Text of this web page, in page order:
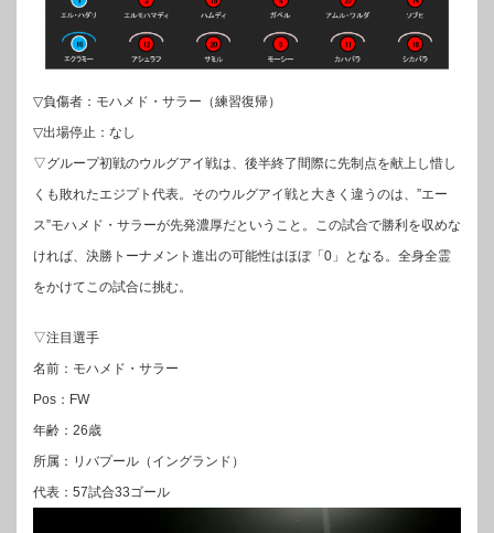
▽負傷者：モハメド・サラー（練習復帰）
▽出場停止：なし
▽グループ初戦のウルグアイ戦は、後半終了間際に先制点を献上し惜し
くも敗れたエジプト代表。そのウルグアイ戦と大きく違うのは、”エー
ス”モハメド・サラーが先発濃厚だということ。この試合で勝利を収めな
ければ、決勝トーナメント進出の可能性はほぼ「0」となる。全身全霊
をかけてこの試合に挑む。
▽注目選手
名前：モハメド・サラー
Pos：FW
年齢：26歳
所属：リバプール（イングランド）
代表：57試合33ゴール